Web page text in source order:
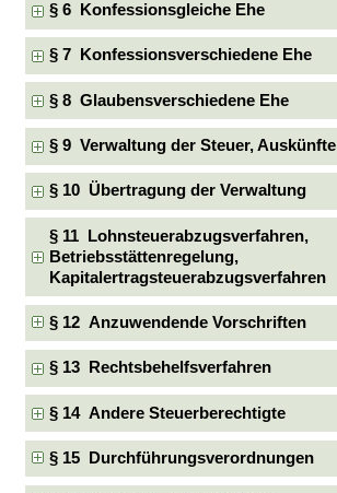
§ 6 Konfessionsgleiche Ehe
§ 7 Konfessionsverschiedene Ehe
§ 8 Glaubensverschiedene Ehe
§ 9 Verwaltung der Steuer, Auskünfte
§ 10 Übertragung der Verwaltung
§ 11 Lohnsteuerabzugsverfahren,
Betriebsstättenregelung,
Kapitalertragsteuerabzugsverfahren
§ 12 Anzuwendende Vorschriften
§ 13 Rechtsbehelfsverfahren
§ 14 Andere Steuerberechtigte
§ 15 Durchführungsverordnungen